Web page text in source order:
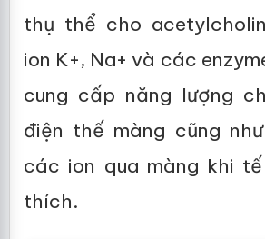
thụ thể cho
ion K+, Na+ và các
cung cấp năng lượng
điện thế màng cũng
các ion qua màng khi
thích.